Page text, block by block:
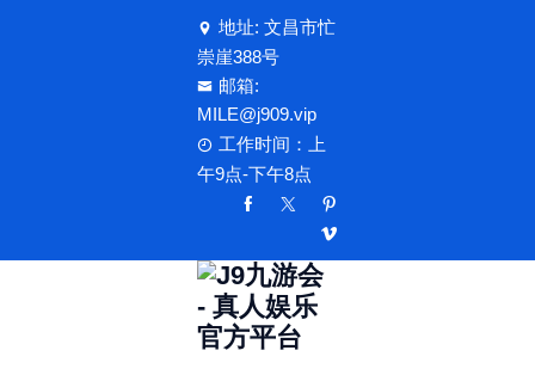
地址: 文昌市忙
崇崖388号
邮箱:
MILE@j909.vip
工作时间：上
午9点-下午8点